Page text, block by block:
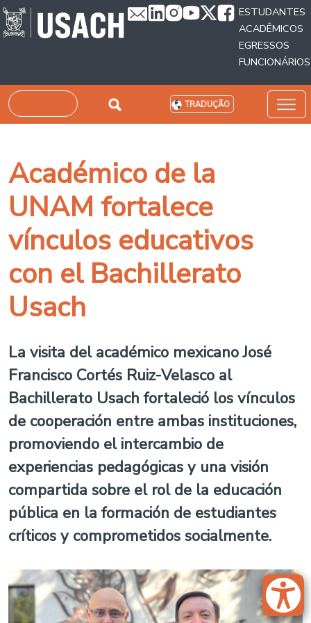
Passar para o conteúdo principal
ESTUDANTES
ACADÊMICOS
EGRESSOS
FUNCIONÁRIOS
Pesquisar TRADUÇÃO
Académico de la
UNAM fortalece
vínculos educativos
con el Bachillerato
Usach
La visita del académico mexicano José
Francisco Cortés Ruiz-Velasco al
Bachillerato Usach fortaleció los vínculos
de cooperación entre ambas instituciones,
promoviendo el intercambio de
experiencias pedagógicas y una visión
compartida sobre el rol de la educación
pública en la formación de estudiantes
críticos y comprometidos socialmente.